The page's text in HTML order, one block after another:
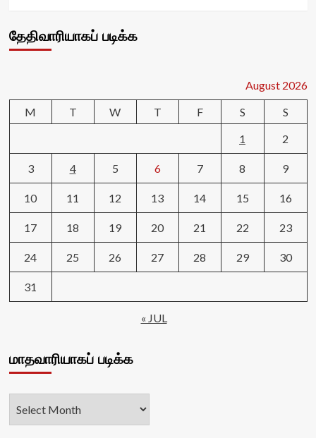
தேதிவாரியாகப் படிக்க
August 2026
M
T W T F S
S
1
2
3 4 5 6 7 8 9
10 11 12 13 14 15 16
17 18 19 20 21 22 23
24 25 26 27 28 29 30
31
« JUL
மாதவாரியாகப் படிக்க